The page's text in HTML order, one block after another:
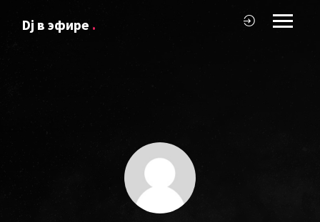
Dj в эфире .